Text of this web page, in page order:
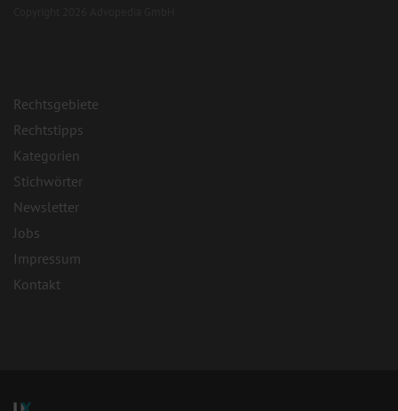
Rechtsgebiete
Rechtstipps
Kategorien
Stichwörter
Newsletter
Jobs
Impressum
Kontakt